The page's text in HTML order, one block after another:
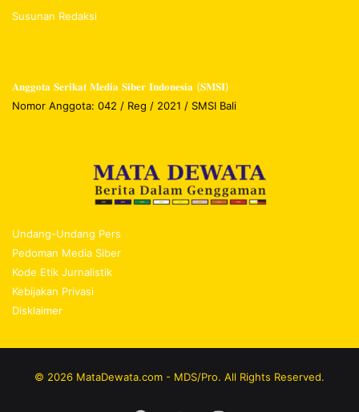
Susunan Redaksi
𝐀𝐧𝐠𝐠𝐨𝐭𝐚 𝐒𝐞𝐫𝐢𝐤𝐚𝐭 𝐌𝐞𝐝𝐢𝐚 𝐒𝐢𝐛𝐞𝐫 𝐈𝐧𝐝𝐨𝐧𝐞𝐬𝐢𝐚 (𝐒𝐌𝐒𝐈)
Nomor Anggota: 042 / Reg / 2021 / SMSI Bali
Undang-Undang Pers
Pedoman Media Siber
Kode Etik Jurnalistik
Kebijakan Privasi
Disklaimer
© 2026 MataDewata.com - MDS/Pro. All Rights Reserved.